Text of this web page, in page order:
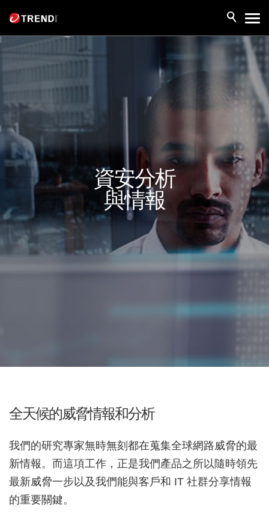
資安分析
與情報
全天候的威脅情報和分析
我們的研究專家無時無刻都在蒐集全球網路威脅的最
新情報。而這項工作，正是我們產品之所以隨時領先
最新威脅一步以及我們能與客戶和 IT 社群分享情報
的重要關鍵。